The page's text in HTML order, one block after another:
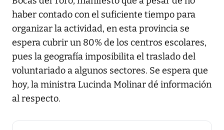
haber contado con el suficiente tiempo para
organizar la actividad, en esta provincia se
espera cubrir un 80% de los centros escolares,
pues la geografía imposibilita el traslado del
voluntariado a algunos sectores. Se espera que
hoy, la ministra Lucinda Molinar dé información
al respecto.